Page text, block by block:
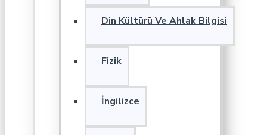
Din Kültürü Ve Ahlak Bilgisi
Fizik
İngilizce